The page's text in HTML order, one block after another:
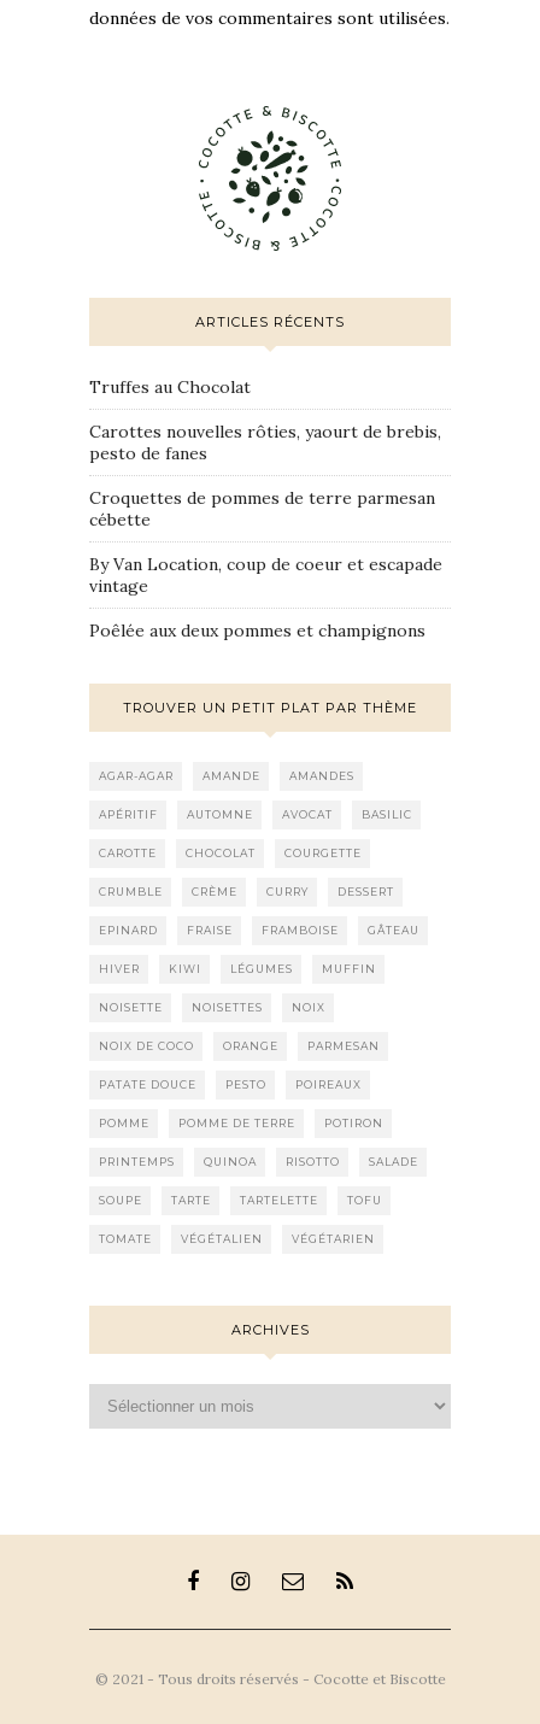
données de vos commentaires sont utilisées.
ARTICLES RÉCENTS
Truffes au Chocolat
Carottes nouvelles rôties, yaourt de brebis,
pesto de fanes
Croquettes de pommes de terre parmesan
cébette
By Van Location, coup de coeur et escapade
vintage
Poêlée aux deux pommes et champignons
TROUVER UN PETIT PLAT PAR THÈME
AGAR-AGAR AMANDE AMANDES
APÉRITIF AUTOMNE AVOCAT BASILIC
CAROTTE CHOCOLAT COURGETTE
CRUMBLE CRÈME CURRY DESSERT
EPINARD FRAISE FRAMBOISE GÂTEAU
HIVER KIWI LÉGUMES MUFFIN
NOISETTE NOISETTES NOIX
NOIX DE COCO ORANGE PARMESAN
PATATE DOUCE PESTO POIREAUX
POMME POMME DE TERRE POTIRON
PRINTEMPS QUINOA RISOTTO SALADE
SOUPE TARTE TARTELETTE TOFU
TOMATE VÉGÉTALIEN VÉGÉTARIEN
ARCHIVES
© 2021 - Tous droits réservés - Cocotte et Biscotte